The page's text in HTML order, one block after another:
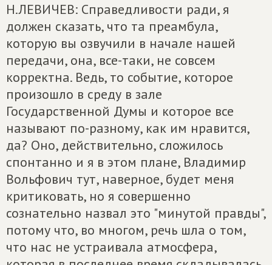
Н.ЛЕВИЧЕВ: Справедливости ради, я
должен сказать, что та преамбула,
которую вы озвучили в начале нашей
передачи, она, все-таки, не совсем
корректна. Ведь, то событие, которое
произошло в среду в зале
Государственной Думы и которое все
называют по-разному, как им нравится,
да? Оно, действительно, сложилось
спонтанно и я в этом плане, Владимир
Вольфович тут, наверное, будет меня
критиковать, но я совершенно
сознательно назвал это "минутой правды",
потому что, во многом, речь шла о том,
что нас не устраивала атмосфера,